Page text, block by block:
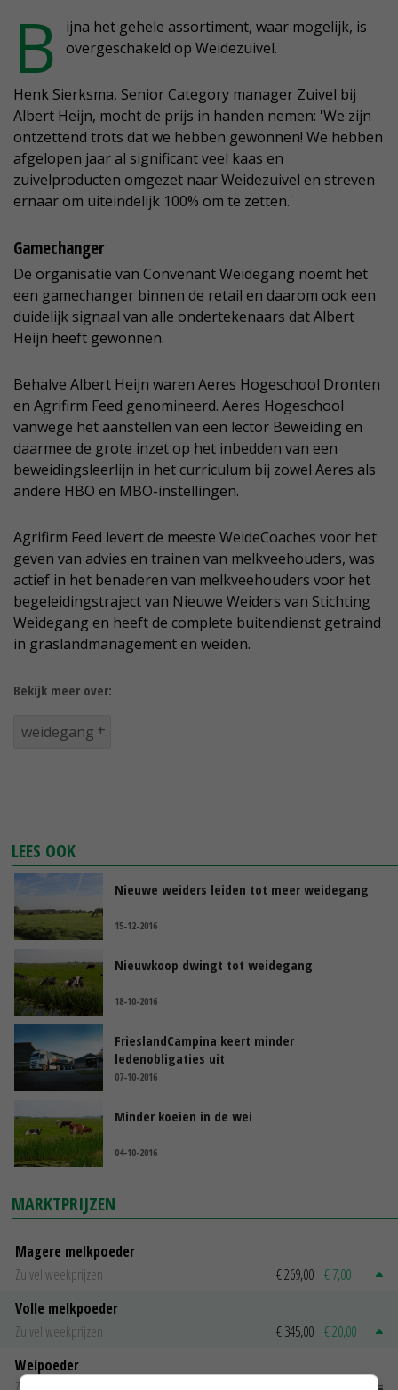
B
ijna het gehele assortiment, waar mogelijk, is
overgeschakeld op Weidezuivel.
Henk Sierksma, Senior Category manager Zuivel bij
Albert Heijn, mocht de prijs in handen nemen: 'We zijn
ontzettend trots dat we hebben gewonnen! We hebben
afgelopen jaar al significant veel kaas en
zuivelproducten omgezet naar Weidezuivel en streven
ernaar om uiteindelijk 100% om te zetten.'
Gamechanger
De organisatie van Convenant Weidegang noemt het
een gamechanger binnen de retail en daarom ook een
duidelijk signaal van alle ondertekenaars dat Albert
Heijn heeft gewonnen.
Behalve Albert Heijn waren Aeres Hogeschool Dronten
en Agrifirm Feed genomineerd. Aeres Hogeschool
vanwege het aanstellen van een lector Beweiding en
daarmee de grote inzet op het inbedden van een
beweidingsleerlijn in het curriculum bij zowel Aeres als
andere HBO en MBO-instellingen.
Agrifirm Feed levert de meeste WeideCoaches voor het
geven van advies en trainen van melkveehouders, was
actief in het benaderen van melkveehouders voor het
begeleidingstraject van Nieuwe Weiders van Stichting
Weidegang en heeft de complete buitendienst getraind
in graslandmanagement en weiden.
Bekijk meer over:
weidegang
LEES OOK
Nieuwe weiders leiden tot meer weidegang
15-12-2016
Nieuwkoop dwingt tot weidegang
18-10-2016
FrieslandCampina keert minder
ledenobligaties uit
07-10-2016
Minder koeien in de wei
04-10-2016
MARKTPRIJZEN
Magere melkpoeder
Zuivel weekprijzen
€ 269,00 € 7,00
Volle melkpoeder
Zuivel weekprijzen
€ 345,00 € 20,00
Weipoeder